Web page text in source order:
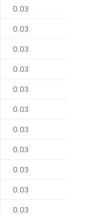
0.03
0.03
0.03
0.03
0.03
0.03
0.03
0.03
0.03
0.03
0.03